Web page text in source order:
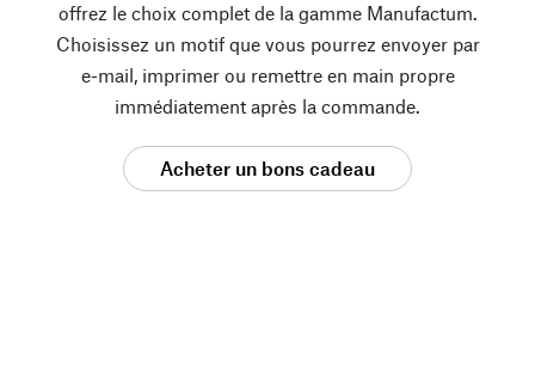
offrez le choix complet de la gamme Manufactum.
Choisissez un motif que vous pourrez envoyer par
e-mail, imprimer ou remettre en main propre
immédiatement après la commande.
Acheter un bons cadeau